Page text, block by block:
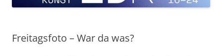
Freitagsfoto – War da was?